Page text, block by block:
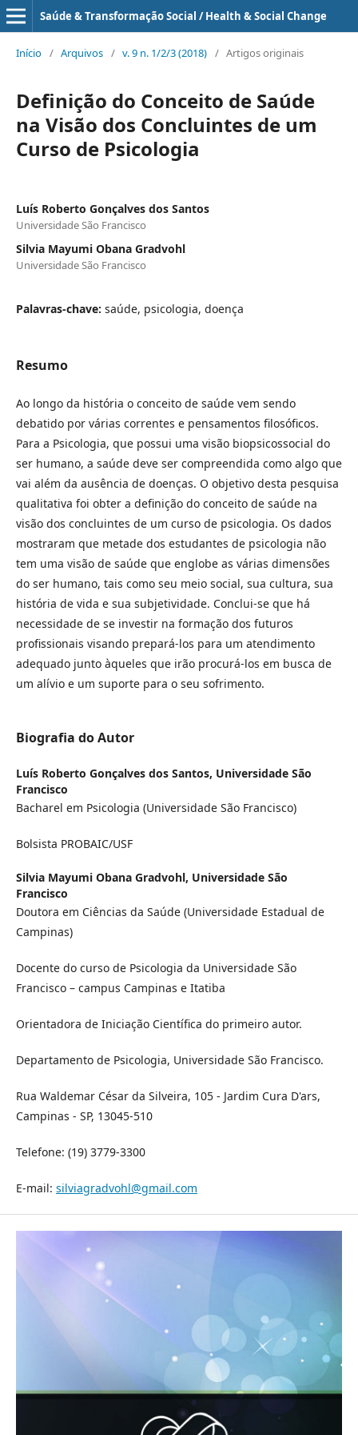
Saúde & Transformação Social / Health & Social Change
Início / Arquivos / v. 9 n. 1/2/3 (2018) / Artigos originais
Definição do Conceito de Saúde
na Visão dos Concluintes de um
Curso de Psicologia
Luís Roberto Gonçalves dos Santos
Universidade São Francisco
Silvia Mayumi Obana Gradvohl
Universidade São Francisco
Palavras-chave: saúde, psicologia, doença
Resumo
Ao longo da história o conceito de saúde vem sendo
debatido por várias correntes e pensamentos filosóficos.
Para a Psicologia, que possui uma visão biopsicossocial do
ser humano, a saúde deve ser compreendida como algo que
vai além da ausência de doenças. O objetivo desta pesquisa
qualitativa foi obter a definição do conceito de saúde na
visão dos concluintes de um curso de psicologia. Os dados
mostraram que metade dos estudantes de psicologia não
tem uma visão de saúde que englobe as várias dimensões
do ser humano, tais como seu meio social, sua cultura, sua
história de vida e sua subjetividade. Conclui-se que há
necessidade de se investir na formação dos futuros
profissionais visando prepará-los para um atendimento
adequado junto àqueles que irão procurá-los em busca de
um alívio e um suporte para o seu sofrimento.
Biografia do Autor
Luís Roberto Gonçalves dos Santos, Universidade São
Francisco
Bacharel em Psicologia (Universidade São Francisco)
Bolsista PROBAIC/USF
Silvia Mayumi Obana Gradvohl, Universidade São
Francisco
Doutora em Ciências da Saúde (Universidade Estadual de
Campinas)
Docente do curso de Psicologia da Universidade São
Francisco – campus Campinas e Itatiba
Orientadora de Iniciação Científica do primeiro autor.
Departamento de Psicologia, Universidade São Francisco.
Rua Waldemar César da Silveira, 105 - Jardim Cura D'ars,
Campinas - SP, 13045-510
Telefone: (19) 3779-3300
E-mail: silviagradvohl@gmail.com